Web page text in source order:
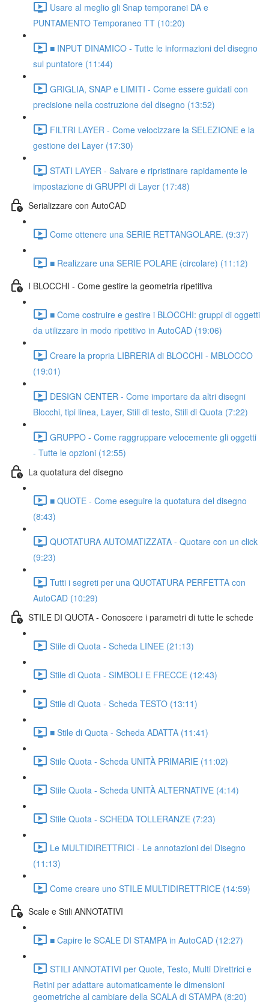
Usare al meglio gli Snap temporanei DA e
PUNTAMENTO Temporaneo TT (10:20)
■ INPUT DINAMICO - Tutte le informazioni del disegno
sul puntatore (11:44)
GRIGLIA, SNAP e LIMITI - Come essere guidati con
precisione nella costruzione del disegno (13:52)
FILTRI LAYER - Come velocizzare la SELEZIONE e la
gestione dei Layer (17:30)
STATI LAYER - Salvare e ripristinare rapidamente le
impostazione di GRUPPI di Layer (17:48)
Serializzare con AutoCAD
Come ottenere una SERIE RETTANGOLARE. (9:37)
■ Realizzare una SERIE POLARE (circolare) (11:12)
I BLOCCHI - Come gestire la geometria ripetitiva
■ Come costruire e gestire i BLOCCHI: gruppi di oggetti
da utilizzare in modo ripetitivo in AutoCAD (19:06)
Creare la propria LIBRERIA di BLOCCHI - MBLOCCO
(19:01)
DESIGN CENTER - Come importare da altri disegni
Blocchi, tipi linea, Layer, Stili di testo, Stili di Quota (7:22)
GRUPPO - Come raggruppare velocemente gli oggetti
- Tutte le opzioni (12:55)
La quotatura del disegno
■ QUOTE - Come eseguire la quotatura del disegno
(8:43)
QUOTATURA AUTOMATIZZATA - Quotare con un click
(9:23)
Tutti i segreti per una QUOTATURA PERFETTA con
AutoCAD (10:29)
STILE DI QUOTA - Conoscere i parametri di tutte le schede
Stile di Quota - Scheda LINEE (21:13)
Stile di Quota - SIMBOLI E FRECCE (12:43)
Stile di Quota - Scheda TESTO (13:11)
■ Stile di Quota - Scheda ADATTA (11:41)
Stile Quota - Scheda UNITÀ PRIMARIE (11:02)
Stile Quota - Scheda UNITÀ ALTERNATIVE (4:14)
Stile Quota - SCHEDA TOLLERANZE (7:23)
Le MULTIDIRETTRICI - Le annotazioni del Disegno
(11:13)
Come creare uno STILE MULTIDIRETTRICE (14:59)
Scale e Stili ANNOTATIVI
■ Capire le SCALE DI STAMPA in AutoCAD (12:27)
STILI ANNOTATIVI per Quote, Testo, Multi Direttrici e
Retini per adattare automaticamente le dimensioni
geometriche al cambiare della SCALA di STAMPA (8:20)